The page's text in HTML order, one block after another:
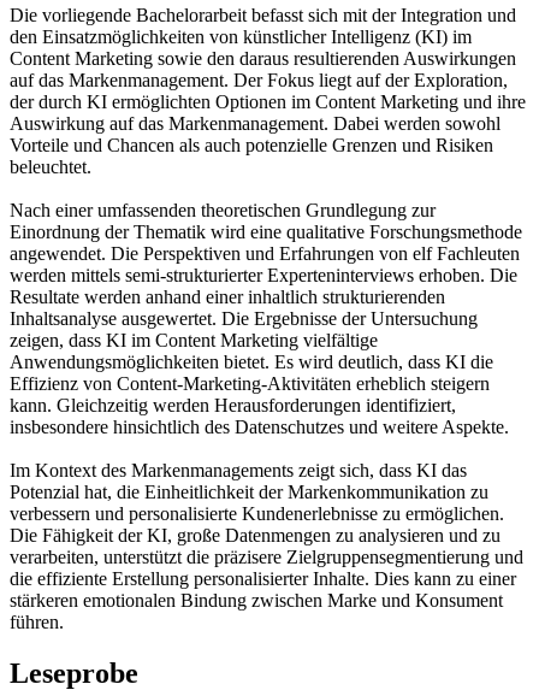
Die vorliegende Bachelorarbeit befasst sich mit der Integration und
den Einsatzmöglichkeiten von künstlicher Intelligenz (KI) im
Content Marketing sowie den daraus resultierenden Auswirkungen
auf das Markenmanagement. Der Fokus liegt auf der Exploration,
der durch KI ermöglichten Optionen im Content Marketing und ihre
Auswirkung auf das Markenmanagement. Dabei werden sowohl
Vorteile und Chancen als auch potenzielle Grenzen und Risiken
beleuchtet.
Nach einer umfassenden theoretischen Grundlegung zur
Einordnung der Thematik wird eine qualitative Forschungsmethode
angewendet. Die Perspektiven und Erfahrungen von elf Fachleuten
werden mittels semi-strukturierter Experteninterviews erhoben. Die
Resultate werden anhand einer inhaltlich strukturierenden
Inhaltsanalyse ausgewertet. Die Ergebnisse der Untersuchung
zeigen, dass KI im Content Marketing vielfältige
Anwendungsmöglichkeiten bietet. Es wird deutlich, dass KI die
Effizienz von Content-Marketing-Aktivitäten erheblich steigern
kann. Gleichzeitig werden Herausforderungen identifiziert,
insbesondere hinsichtlich des Datenschutzes und weitere Aspekte.
Im Kontext des Markenmanagements zeigt sich, dass KI das
Potenzial hat, die Einheitlichkeit der Markenkommunikation zu
verbessern und personalisierte Kundenerlebnisse zu ermöglichen.
Die Fähigkeit der KI, große Datenmengen zu analysieren und zu
verarbeiten, unterstützt die präzisere Zielgruppensegmentierung und
die effiziente Erstellung personalisierter Inhalte. Dies kann zu einer
stärkeren emotionalen Bindung zwischen Marke und Konsument
führen.
Leseprobe